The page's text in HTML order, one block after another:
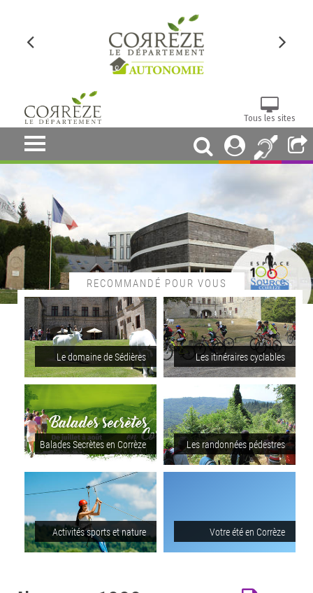
Tous les sites
RECOMMANDÉ POUR VOUS
Le domaine de Sédières Les itinéraires cyclables
Balades Secrètes en Corrèze Les randonnées pédestres
Activités sports et nature Votre été en Corrèze